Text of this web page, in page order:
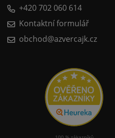
+420 702 060 614
Kontaktní formulář
obchod@azvercajk.cz